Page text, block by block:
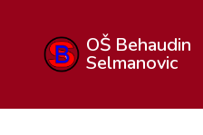
OŠ Behaudin
Selmanovic